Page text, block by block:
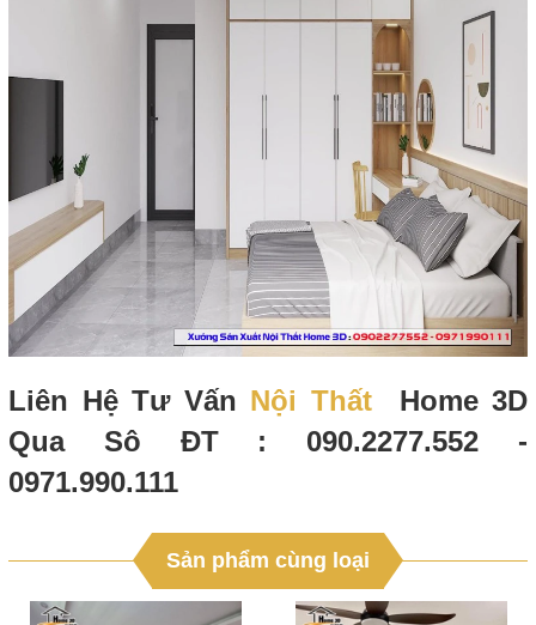
Liên Hệ Tư Vấn Nội ThấtHome 3D
Qua Sô ĐT : 090.2277.552 -
0971.990.111
Sản phẩm cùng loại